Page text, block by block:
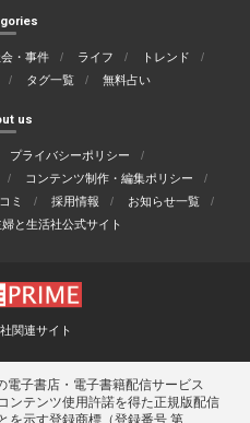
・事件 ライフ
トレンド
タグ一覧 無料占い
us
プライバシーポリシー
コンテンツ制作・編集ポリシー
ミ 採用情報
お知らせ一覧
婦と生活社公式サイト
関連サイト
電子書店・電子書籍配信サービス
ンテンツ使用許諾を得た正規版配信
を示す登録商標（登録番号 第